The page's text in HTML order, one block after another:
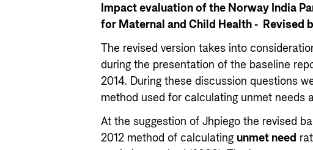
Impact evaluation of the Norway India
for Maternal and Child Health - Revised
The revised version takes into
during the presentation of the baseline
2014. During these discussion questions
method used for calculating unmet needs
At the suggestion of Jhpiego the revised
2012 method of calculating unmet need